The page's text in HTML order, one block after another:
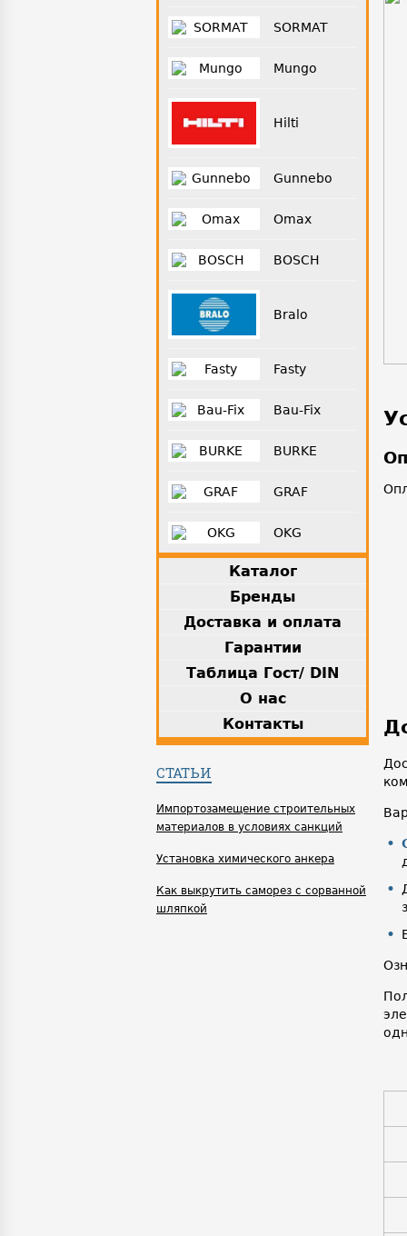
SORMAT
Mungo
Hilti
Gunnebo
Omax
BOSCH
Bralo
Fasty
Bau-Fix
BURKE
GRAF
OKG
Каталог
Бренды
Доставка и оплата
Гарантии
Таблица Гост/ DIN
О нас
Контакты
СТАТЬИ
Импортозамещение строительных
материалов в условиях санкций
Установка химического анкера
Как выкрутить саморез с сорванной
шляпкой